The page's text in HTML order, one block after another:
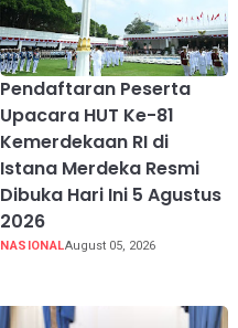
Pendaftaran Peserta
Upacara HUT Ke-81
Kemerdekaan RI di
Istana Merdeka Resmi
Dibuka Hari Ini 5 Agustus
2026
NASIONALAugust 05, 2026